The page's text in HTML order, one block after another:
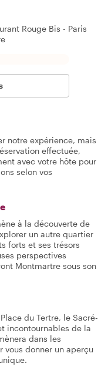
Rouge Bis - Paris
notre expérience, mais
effectuée,
avec votre hôte pour
selon vos
à la découverte de
un autre quartier
forts et ses trésors
perspectives
Montmartre sous son
du Tertre, le Sacré-
incontournables de la
dans les
vous donner un aperçu